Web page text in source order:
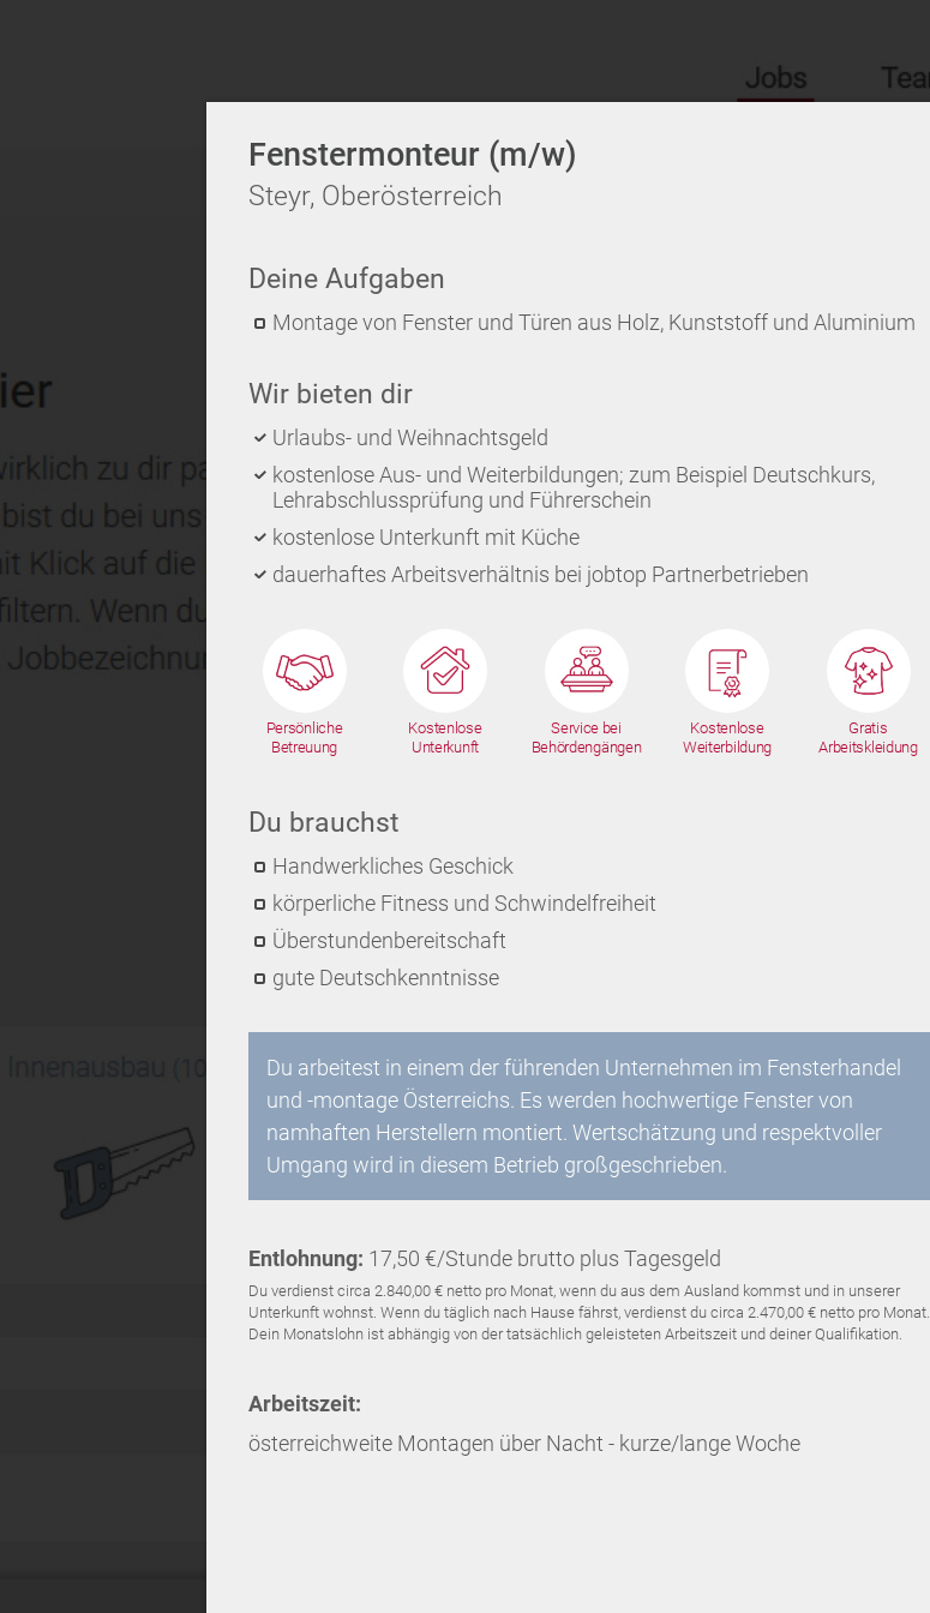
Fenstermonteur (m/w)
Steyr, Oberösterreich
Deine Aufgaben
Montage von Fenster und Türen aus Holz, Kunststoff und Aluminium
Wir bieten dir
Urlaubs- und Weihnachtsgeld
kostenlose Aus- und Weiterbildungen; zum Beispiel Deutschkurs,
Lehrabschlussprüfung und Führerschein
kostenlose Unterkunft mit Küche
dauerhaftes Arbeitsverhältnis bei jobtop Partnerbetrieben
Persönliche
Betreuung
Kostenlose
Unterkunft
Service bei
Behördengängen
Kostenlose
Weiterbildung
Gratis
Arbeitskleidung
Du brauchst
Handwerkliches Geschick
körperliche Fitness und Schwindelfreiheit
Überstundenbereitschaft
gute Deutschkenntnisse
Du arbeitest in einem der führenden Unternehmen im Fensterhandel
und -montage Österreichs. Es werden hochwertige Fenster von
namhaften Herstellern montiert. Wertschätzung und respektvoller
Umgang wird in diesem Betrieb großgeschrieben.
Entlohnung: 17,50 €/Stunde brutto plus Tagesgeld
Du verdienst circa 2.840,00 € netto pro Monat, wenn du aus dem Ausland kommst und in unserer
Unterkunft wohnst. Wenn du täglich nach Hause fährst, verdienst du circa 2.470,00 € netto pro Monat.
Dein Monatslohn ist abhängig von der tatsächlich geleisteten Arbeitszeit und deiner Qualifikation.
Arbeitszeit:
österreichweite Montagen über Nacht - kurze/lange Woche